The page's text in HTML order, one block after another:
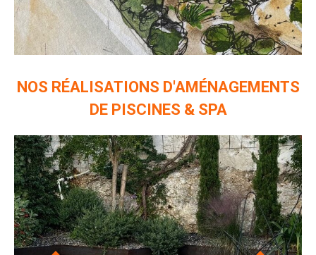
NOS RÉALISATIONS D'AMÉNAGEMENTS
DE PISCINES & SPA